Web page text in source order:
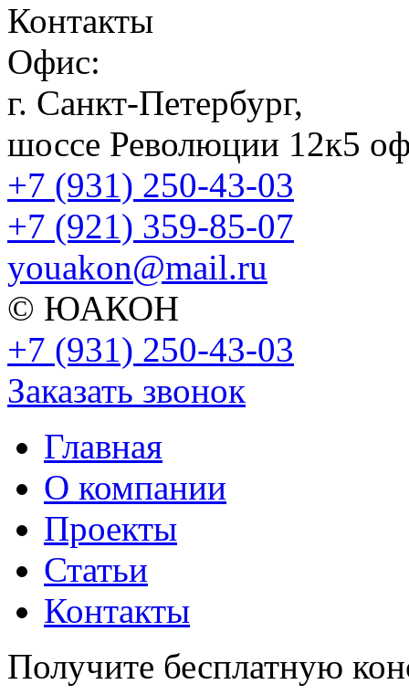
Контакты
Офис:
г. Санкт-Петербург,
шоссе Революции 12к5
+7 (931) 250-43-03
+7 (921) 359-85-07
youakon@mail.ru
© ЮАКОН
+7 (931) 250-43-03
Заказать звонок
Главная
О компании
Проекты
Статьи
Контакты
Получите бесплатную